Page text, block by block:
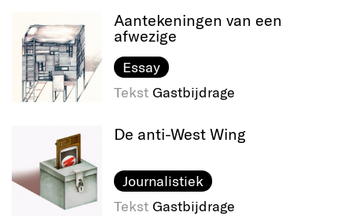
Aantekeningen van een
afwezige
Essay
Tekst Gastbijdrage
De anti-West Wing
Journalistiek
Tekst Gastbijdrage